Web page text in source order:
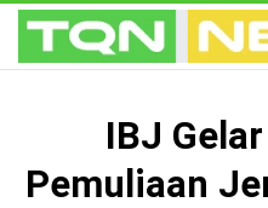
IBJ
Pemuliaan